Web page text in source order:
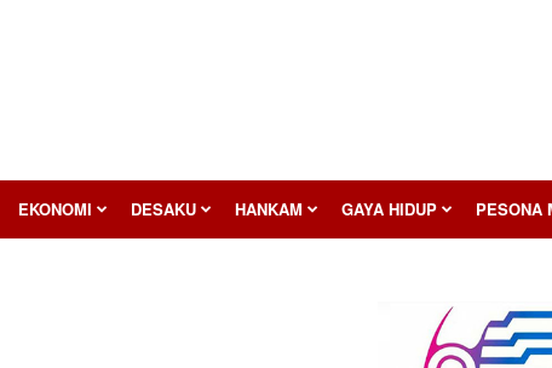
EKONOMI DESAKU HANKAM GAYA HIDUP PESONA